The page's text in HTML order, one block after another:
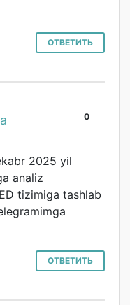
ОТВЕТИТЬ
0
2025 yil
analiz
tizimiga tashlab
ОТВЕТИТЬ